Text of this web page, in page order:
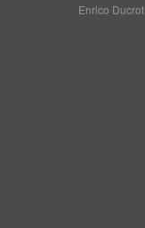
Enrico Ducrot